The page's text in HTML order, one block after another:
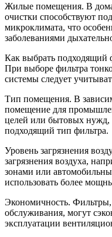
Жилые помещения. В
очистки способствуют
микроклимата, что
заболеваниями
Как выбрать подходящий
При выборе фильтра
системы следует
Тип помещения. В
помещение для
целей или бытовых нужд,
подходящий тип фильтра.
Уровень загрязнения
загрязнения воздуха,
зонами или
использовать более
Экономичность.
обслуживания, могут
эксплуатации